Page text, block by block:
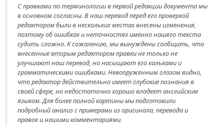
С правками по терминологии в первой редакции документа мы
в основном согласны. В наш перевод перед его проверкой
редактором были в нескольких местах внесены изменения,
поэтому об ошибках и неточностях именно нашего текста
судить сложно. К сожалению, мы вынуждены сообщить, что
внесенные вторым редактором правки не только не
улучшают наш перевод, но насыщают его кальками и
грамматическими ошибками. Невооруженным глазом видно,
что редактор действительно имеет глубокие познания в
своей сфере, но недостаточно хорошо владеет английским
языком. Для более полной картины мы подготовили
подробный анализ с примерами из оригинала, перевода и
правок и нашими комментариями.